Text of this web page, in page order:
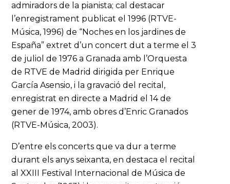
admiradors de la pianista; cal destacar
l’enregistrament publicat el 1996 (RTVE-
Música, 1996) de “Noches en los jardines de
España” extret d’un concert dut a terme el 3
de juliol de 1976 a Granada amb l’Orquesta
de RTVE de Madrid dirigida per Enrique
García Asensio, i la gravació del recital,
enregistrat en directe a Madrid el 14 de
gener de 1974, amb obres d’Enric Granados
(RTVE-Música, 2003).
D’entre els concerts que va dur a terme
durant els anys seixanta, en destaca el recital
al XXIII Festival Internacional de Música de